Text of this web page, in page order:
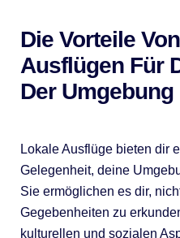
Die Vorteile
Ausflügen Für
Der Umgebung
Lokale Ausflüge bieten dir
Gelegenheit, deine
Sie ermöglichen es dir,
Gegebenheiten zu
kulturellen und sozialen